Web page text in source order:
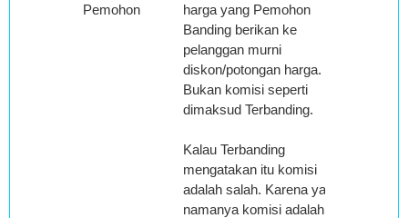
Pemohon
harga yang Pemohon
Banding berikan ke
pelanggan murni
diskon/potongan harga.
Bukan komisi seperti
dimaksud Terbanding.
Kalau Terbanding
mengatakan itu komisi
adalah salah. Karena yang
namanya komisi adalah